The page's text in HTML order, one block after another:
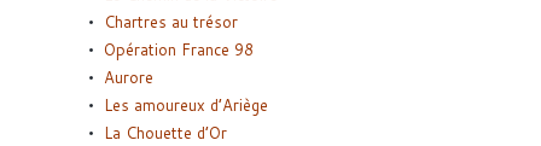
Chartres au trésor
Opération France 98
Aurore
Les amoureux d’Ariège
La Chouette d’Or